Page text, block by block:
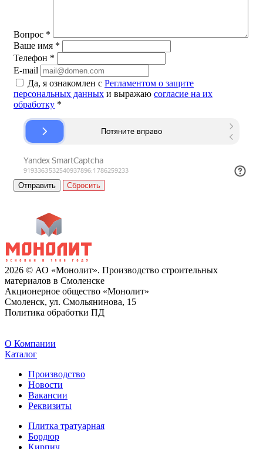
Вопрос *
Ваше имя *
Телефон *
E-mail
Да, я ознакомлен с Регламентом о защите
персональных данных и выражаю согласие на их
обработку *
Сбросить
2026 © АО «Монолит». Производство строительных
материалов в Смоленске
Акционерное общество «Монолит»
Смоленск, ул. Смольянинова, 15
Политика обработки ПД
O Компании
Каталог
Производство
Новости
Вакансии
Реквизиты
Плитка тратуарная
Бордюр
Кирпич